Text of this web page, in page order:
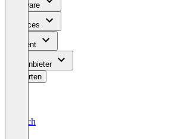
Software
Services
Content
Für Anbieter
Bewerten
Deutsch